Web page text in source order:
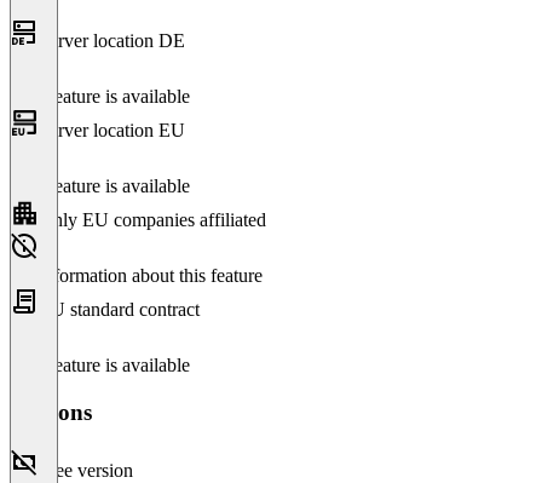
Server location DE
This feature is available
Server location EU
This feature is available
Only EU companies affiliated
No information about this feature
EU standard contract
This feature is available
Versions
Free version